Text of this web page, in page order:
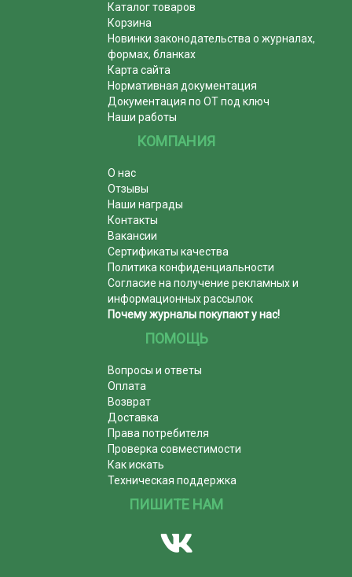
Каталог товаров
Корзина
Новинки законодательства о журналах,
формах, бланках
Карта сайта
Нормативная документация
Документация по ОТ под ключ
Наши работы
КОМПАНИЯ
О нас
Отзывы
Наши награды
Контакты
Вакансии
Сертификаты качества
Политика конфиденциальности
Согласие на получение рекламных и
информационных рассылок
Почему журналы покупают у нас!
ПОМОЩЬ
Вопросы и ответы
Оплата
Возврат
Доставка
Права потребителя
Проверка совместимости
Как искать
Техническая поддержка
ПИШИТЕ НАМ